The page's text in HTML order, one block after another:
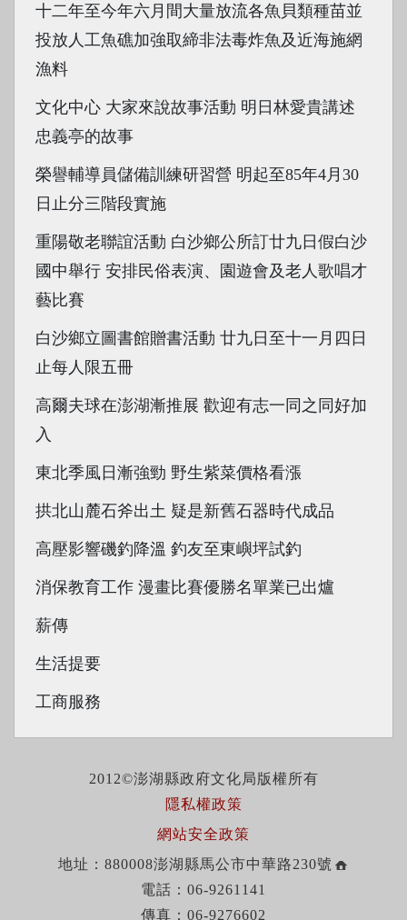
十二年至今年六月間大量放流各魚貝類種苗並
投放人工魚礁加強取締非法毒炸魚及近海施網
漁料
文化中心 大家來說故事活動 明日林愛貴講述
忠義亭的故事
榮譽輔導員儲備訓練研習營 明起至85年4月30
日止分三階段實施
重陽敬老聯誼活動 白沙鄉公所訂廿九日假白沙
國中舉行 安排民俗表演、園遊會及老人歌唱才
藝比賽
白沙鄉立圖書館贈書活動 廿九日至十一月四日
止每人限五冊
高爾夫球在澎湖漸推展 歡迎有志一同之同好加
入
東北季風日漸強勁 野生紫菜價格看漲
拱北山麓石斧出土 疑是新舊石器時代成品
高壓影響磯釣降溫 釣友至東嶼坪試釣
消保教育工作 漫畫比賽優勝名單業已出爐
薪傳
生活提要
工商服務
2012©澎湖縣政府文化局版權所有
隱私權政策
網站安全政策
地址：880008澎湖縣馬公市中華路230號
電話：06-9261141
傳真：06-9276602